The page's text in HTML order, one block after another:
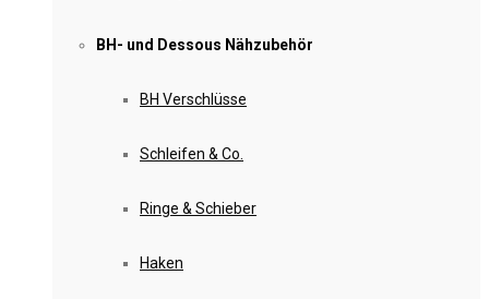
BH- und Dessous Nähzubehör
BH Verschlüsse
Schleifen & Co.
Ringe & Schieber
Haken